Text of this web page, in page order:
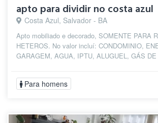
apto para dividir no costa azul
Costa Azul, Salvador - BA
Apto mobiliado e decorado, SOMENTE PARA
HETEROS. No valor incluí: CONDOMINIO,
GARAGEM, AGUA, IPTU, ALUGUEL, GÁS
Para homens